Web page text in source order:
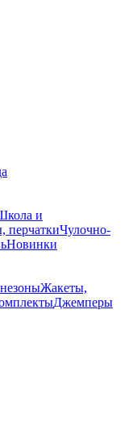
и
перчаткиЧулочно-
Новинки
Жакеты,
Джемперы